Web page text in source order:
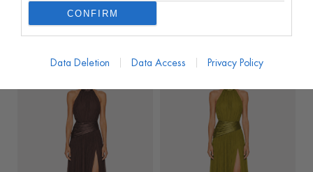
CONFIRM
Data Deletion Data Access Privacy Policy
93€
199,00€